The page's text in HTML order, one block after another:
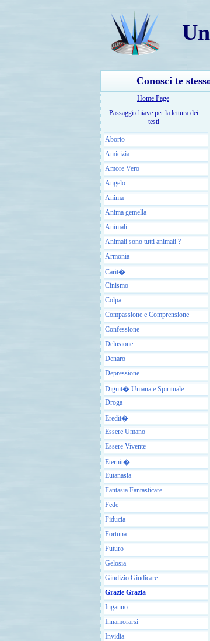
Conosci te
Home Page
Passaggi chiave per la lettura dei
testi
Aborto
Amicizia
Amore Vero
Angelo
Anima
Anima gemella
Animali
Animali sono tutti animali ?
Armonia
Carit�
Cinismo
Colpa
Compassione e Comprensione
Confessione
Delusione
Denaro
Depressione
Dignit� Umana e Spirituale
Droga
Eredit�
Essere Umano
Essere Vivente
Eternit�
Eutanasia
Fantasia Fantasticare
Fede
Fiducia
Fortuna
Futuro
Gelosia
Giudizio Giudicare
Grazie Grazia
Inganno
Innamorarsi
Invidia